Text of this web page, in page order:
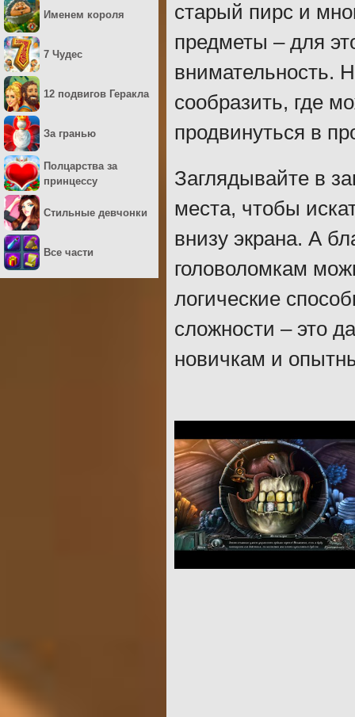
старый пирс и
предметы – для
внимательность.
сообразить, где
продвинуться в
Заглядывайте в
места, чтобы
внизу экрана. А
головоломкам
логические
сложности – это
новичкам и
Именем короля
7 Чудес
12 подвигов Геракла
За гранью
Полцарства за
принцессу
Стильные девчонки
Все части